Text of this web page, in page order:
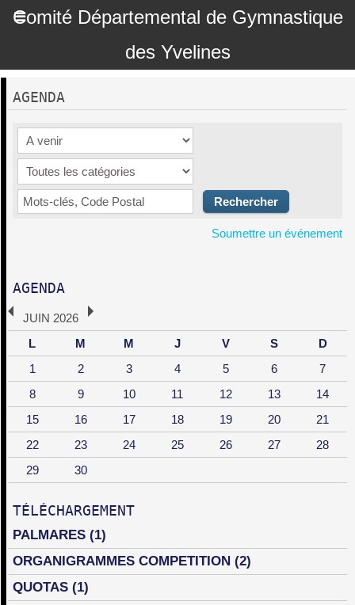
Comité Départemental de Gymnastique
des Yvelines
AGENDA
JUIN 2026
L
M M J V S
D
1
2 3 4 5 6
7
8
9 10 11 12 13
14
15
16 17 18 19 20
21
22
23 24 25 26 27
28
29
30
TÉLÉCHARGEMENT
PALMARES (1)
ORGANIGRAMMES COMPETITION (2)
QUOTAS (1)
AGENDA
Soumettre un événement